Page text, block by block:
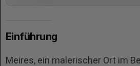
Einführung
Meires, ein malerischer Ort im